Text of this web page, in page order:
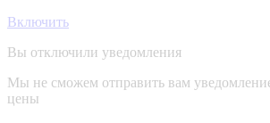
Включить
Вы отключили уведомления
Мы не сможем отправить вам
цены